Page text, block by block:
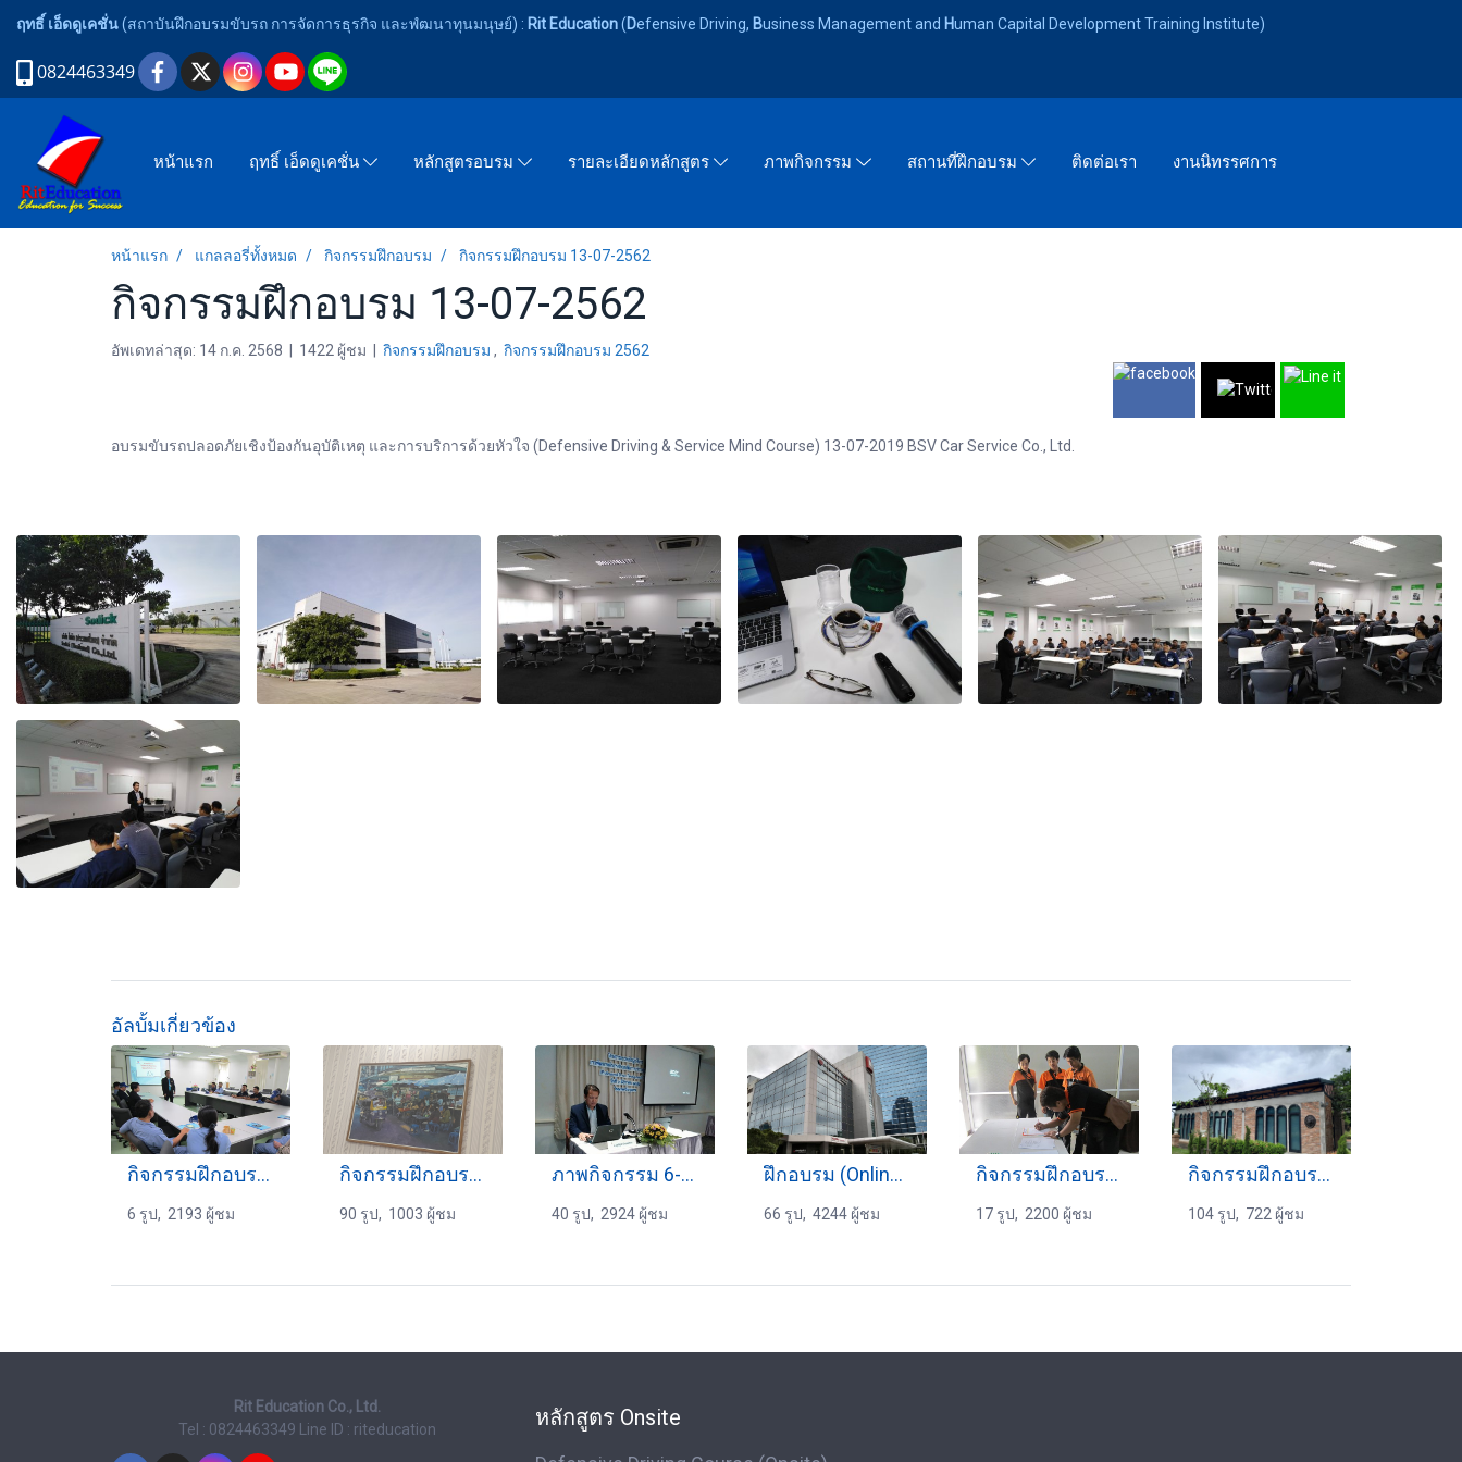
ฤทธิ์ เอ็ดดูเคชั่น(สถาบันฝึกอบรมขับรถ การจัดการธุรกิจ และพํฒนาทุนมนุษย์) : Rit Education(Defensive Driving, Business Management and Human Capital Development Training Institute)
0824463349
หน้าแรก ฤทธิ์ เอ็ดดูเคชั่น หลักสูตรอบรม รายละเอียดหลักสูตร ภาพกิจกรรม สถานที่ฝึกอบรม ติดต่อเรา งานนิทรรศการ
หน้าแรก แกลลอรี่ทั้งหมด กิจกรรมฝึกอบรม กิจกรรมฝึกอบรม 13-07-2562
กิจกรรมฝึกอบรม 13-07-2562
อัพเดทล่าสุด: 14 ก.ค. 2568 | 1422 ผู้ชม | กิจกรรมฝึกอบรม , กิจกรรมฝึกอบรม 2562
อบรมขับรถปลอดภัยเชิงป้องกันอุบัติเหตุ และการบริการด้วยหัวใจ (Defensive Driving & Service Mind Course) 13-07-2019 BSV Car Service Co., Ltd.
อัลบั้มเกี่ยวข้อง
กิจกรรมฝึกอบรม 4-04-2559
6 รูป, 2193 ผู้ชม
กิจกรรมฝึกอบรม 31-8-2568
90 รูป, 1003 ผู้ชม
ภาพกิจกรรม 6-08-2599
40 รูป, 2924 ผู้ชม
ฝึกอบรม (Online) 10-10-2563
66 รูป, 4244 ผู้ชม
กิจกรรมฝึกอบรม 15-10-2559
17 รูป, 2200 ผู้ชม
กิจกรรมฝึกอบรม 2-8-2567
104 รูป, 722 ผู้ชม
Rit Education Co., Ltd.
Tel : 0824463349 Line ID : riteducation หลักสูตร Onsite